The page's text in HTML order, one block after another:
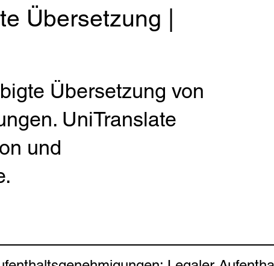
Übersetzung |
Übersetzung von
UniTranslate
und